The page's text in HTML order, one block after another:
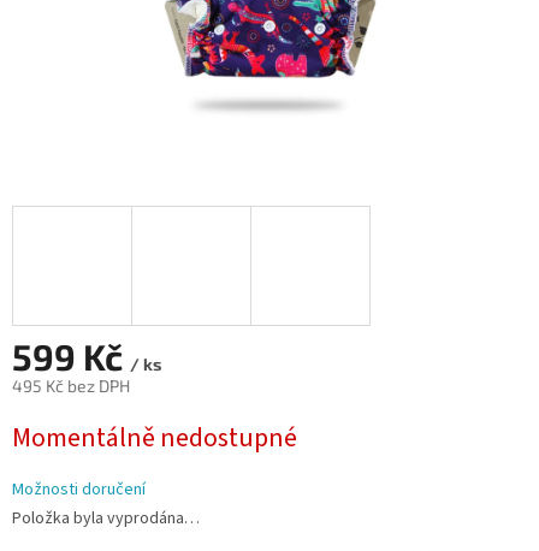
599 Kč / ks
495 Kč bez DPH
cena:
Momentálně nedostupné
Možnosti doručení
Položka byla vyprodána…